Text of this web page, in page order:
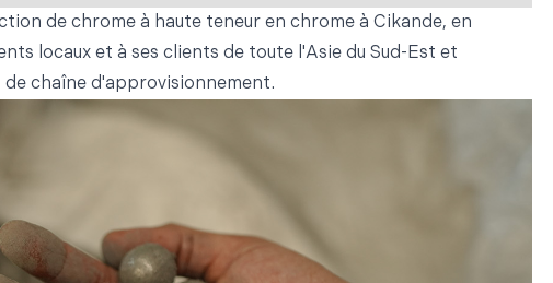
de chrome à haute teneur en chrome à Cikande, en
locaux et à ses clients de toute l'Asie du Sud-Est et
chaîne d'approvisionnement.